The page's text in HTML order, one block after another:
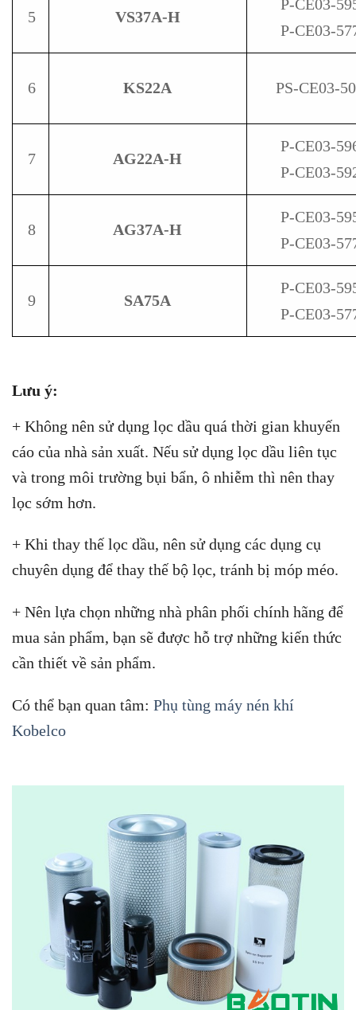
5 VS37A-H
P-CE03-
P-CE03-
6 KS22A PS-CE03-
7 AG22A-H
P-CE03-
P-CE03-
8 AG37A-H
P-CE03-
P-CE03-
9 SA75A
P-CE03-
P-CE03-
Lưu ý:
+ Không nên sử dụng lọc dầu quá thời gian khuyến
cáo của nhà sản xuất. Nếu sử dụng lọc dầu liên tục
và trong môi trường bụi bẩn, ô nhiễm thì nên thay
lọc sớm hơn.
+ Khi thay thế lọc dầu, nên sử dụng các dụng cụ
chuyên dụng để thay thế bộ lọc, tránh bị móp méo.
+ Nên lựa chọn những nhà phân phối chính hãng để
mua sản phẩm, bạn sẽ được hỗ trợ những kiến thức
cần thiết về sản phẩm.
Có thể bạn quan tâm: Phụ tùng máy nén khí
Kobelco